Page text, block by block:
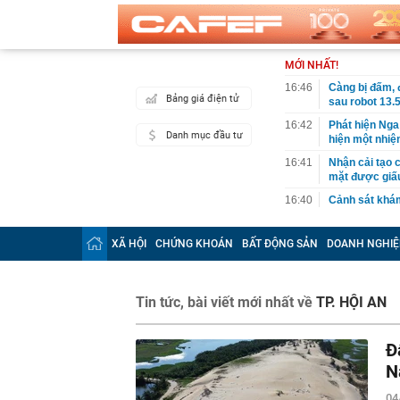
Bảng giá điện tử
Danh mục đầu tư
MỚI NHẤT!
16:46
Càng bị đấm,
sau robot
16:42
Phát hiện
hiện một
16:41
Nhận cải tạo
mặt được
16:40
Cảnh sát
16:34
Giá xăng,
16:33
Đột kích một
dây sản xuất
16:28
Bức ảnh
trong tranh
16:28
Thành lập
Bắc là 1 cam
16:27
Vì sao ngày
cách cất
XÃ HỘI CHỨNG KHOÁN BẤT ĐỘNG SẢN DOANH
Tin tức, bài viết mới nhất về TP. HỘI AN